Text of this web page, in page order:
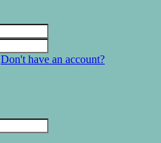
Don't have an account?